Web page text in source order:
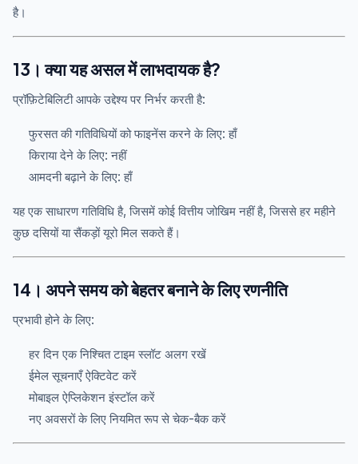
है।
13। क्या यह असल में लाभदायक है?
प्रॉफ़िटेबिलिटी आपके उद्देश्य पर निर्भर करती है:
फुरसत की गतिविधियों को फाइनेंस करने के लिए: हाँ
किराया देने के लिए: नहीं
आमदनी बढ़ाने के लिए: हाँ
यह एक साधारण गतिविधि है, जिसमें कोई वित्तीय जोखिम नहीं है, जिससे हर महीने
कुछ दसियों या सैंकड़ों यूरो मिल सकते हैं।
14। अपने समय को बेहतर बनाने के लिए रणनीति
प्रभावी होने के लिए:
हर दिन एक निश्चित टाइम स्लॉट अलग रखें
ईमेल सूचनाएँ ऐक्टिवेट करें
मोबाइल ऐप्लिकेशन इंस्टॉल करें
नए अवसरों के लिए नियमित रूप से चेक-बैक करें